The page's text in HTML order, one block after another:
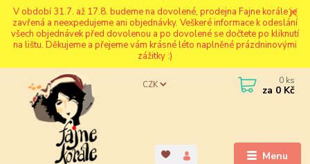
V období 31.7. až 17.8. budeme na dovolené, prodejna Fajne korále je
zavřená a neexpedujeme ani objednávky. Veškeré informace k odeslání
všech objednávek před dovolenou a po dovolené se dočtete po kliknutí
na lištu. Děkujeme a přejeme vám krásné léto naplněné prázdninovými
zážitky :)
Menu
CZK 0 ks
za 0 Kč